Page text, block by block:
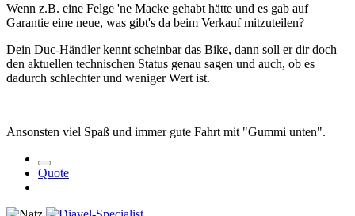
Wenn z.B. eine Felge 'ne Macke gehabt hätte und es gab auf
Garantie eine neue, was gibt's da beim Verkauf mitzuteilen?
Dein Duc-Händler kennt scheinbar das Bike, dann soll er dir doch
den aktuellen technischen Status genau sagen und auch, ob es
dadurch schlechter und weniger Wert ist.
Ansonsten viel Spaß und immer gute Fahrt mit "Gummi unten".
Quote